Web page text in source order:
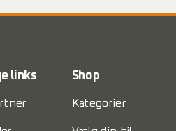
links Shop
Kategorier